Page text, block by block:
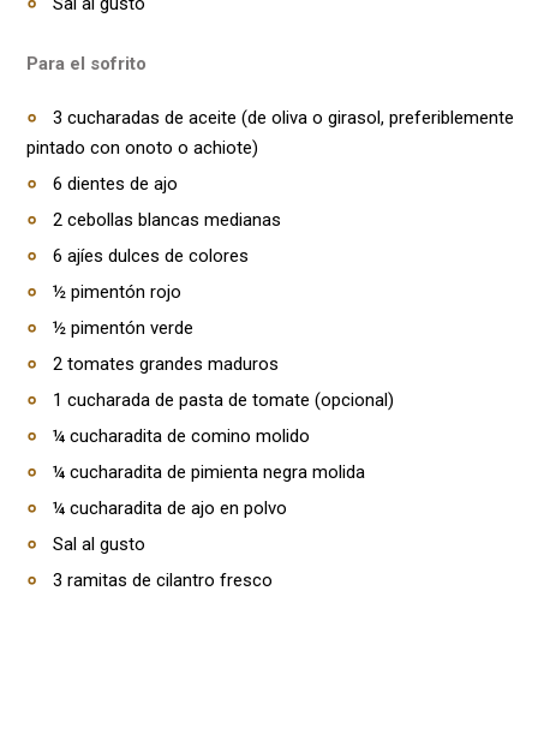
Para el sofrito
3 cucharadas de aceite (de oliva o girasol, preferiblemente
pintado con onoto o achiote)
6 dientes de ajo
2 cebollas blancas medianas
6 ajíes dulces de colores
½ pimentón rojo
½ pimentón verde
2 tomates grandes maduros
1 cucharada de pasta de tomate (opcional)
¼ cucharadita de comino molido
¼ cucharadita de pimienta negra molida
¼ cucharadita de ajo en polvo
Sal al gusto
3 ramitas de cilantro fresco